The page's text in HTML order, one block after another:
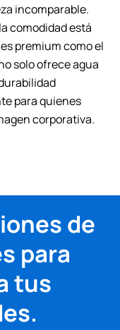
incomparable.
comodidad está
premium como el
solo ofrece agua
para quienes
corporativa.
de
para
tus